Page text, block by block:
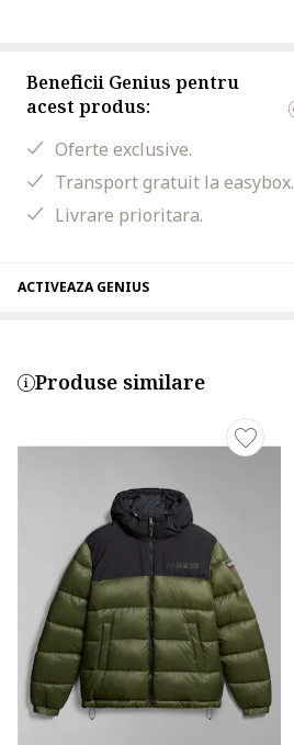
Beneficii Genius pentru
acest produs:
Oferte exclusive.
Transport gratuit la easybox.
Livrare prioritara.
ACTIVEAZA GENIUS
Produse similare